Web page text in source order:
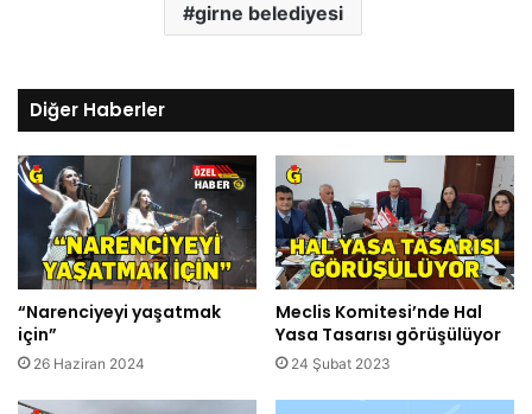
girne belediyesi
Diğer Haberler
“Narenciyeyi yaşatmak
için”
26 Haziran 2024
Meclis Komitesi’nde Hal
Yasa Tasarısı görüşülüyor
24 Şubat 2023